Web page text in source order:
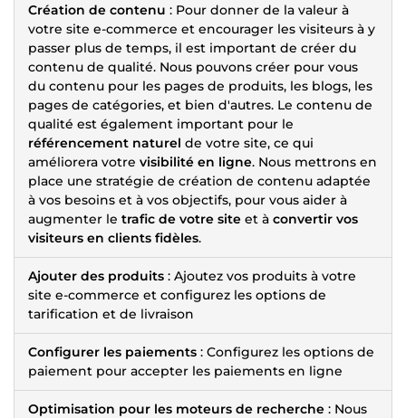
Création de contenu : Pour donner de la valeur à
votre site e-commerce et encourager les visiteurs à y
passer plus de temps, il est important de créer du
contenu de qualité. Nous pouvons créer pour vous
du contenu pour les pages de produits, les blogs, les
pages de catégories, et bien d'autres. Le contenu de
qualité est également important pour le
référencement naturel de votre site, ce qui
améliorera votre visibilité en ligne. Nous mettrons en
place une stratégie de création de contenu adaptée
à vos besoins et à vos objectifs, pour vous aider à
augmenter le trafic de votre site et à convertir vos
visiteurs en clients fidèles.
Ajouter des produits : Ajoutez vos produits à votre
site e-commerce et configurez les options de
tarification et de livraison
Configurer les paiements : Configurez les options de
paiement pour accepter les paiements en ligne
Optimisation pour les moteurs de recherche : Nous